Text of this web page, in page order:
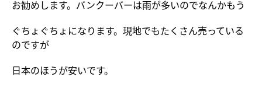
お勧めします。バンクーバーは雨が多いのでなんかもう
ぐちょぐちょになります。現地でもたくさん売っている
のですが
日本のほうが安いです。